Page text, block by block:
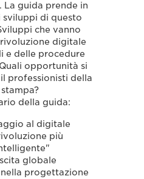
La guida prende in
sviluppi di questo
che vanno
digitale
e delle procedure
opportunità si
professionisti della
stampa?
della guida:
al digitale
più
globale
nella progettazione